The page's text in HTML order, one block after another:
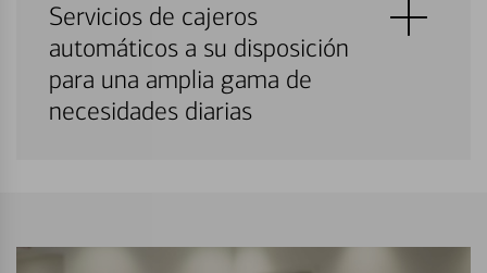
Servicios de cajeros
automáticos a su disposición
para una amplia gama de
necesidades diarias